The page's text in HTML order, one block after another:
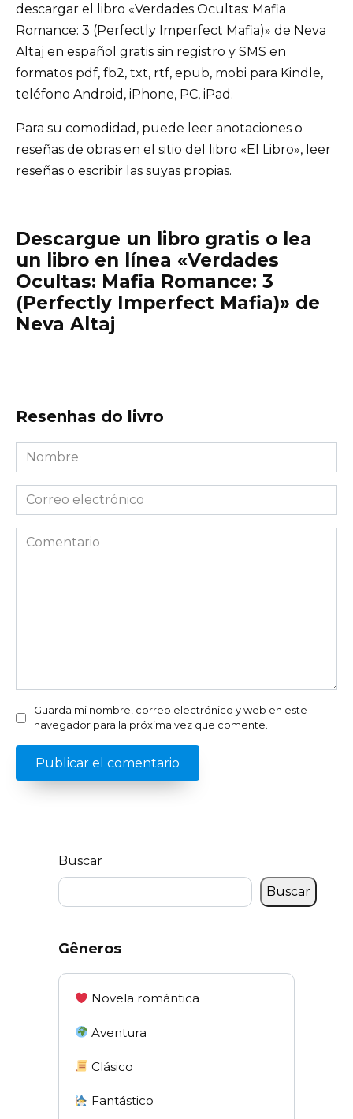
descargar el libro «Verdades Ocultas: Mafia
Romance: 3 (Perfectly Imperfect Mafia)» de Neva
Altaj en español gratis sin registro y SMS en
formatos pdf, fb2, txt, rtf, epub, mobi para Kindle,
teléfono Android, iPhone, PC, iPad.
Para su comodidad, puede leer anotaciones o
reseñas de obras en el sitio del libro «El Libro», leer
reseñas o escribir las suyas propias.
Descargue un libro gratis o lea
un libro en línea «Verdades
Ocultas: Mafia Romance: 3
(Perfectly Imperfect Mafia)» de
Neva Altaj
Resenhas do livro
Nombre
*
Correo
electrónico
*Comentario
Guarda mi nombre, correo electrónico y web en este
navegador para la próxima vez que comente.
Buscar
Buscar
Gêneros
Novela romántica
Aventura
Clásico
Fantástico